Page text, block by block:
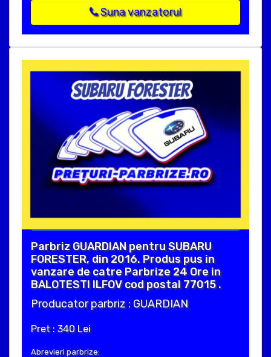
Suna vanzatorul
Parbriz GUARDIAN pentru SUBARU
FORESTER, din 2016. Produs pus in
vanzare de catre Parbrize 24 Ore in
BALOTESTI ILFOV cod postal 77015 .
Producator parbriz : GUARDIAN
Pret : 340 Lei
Abrevieri parbrize: